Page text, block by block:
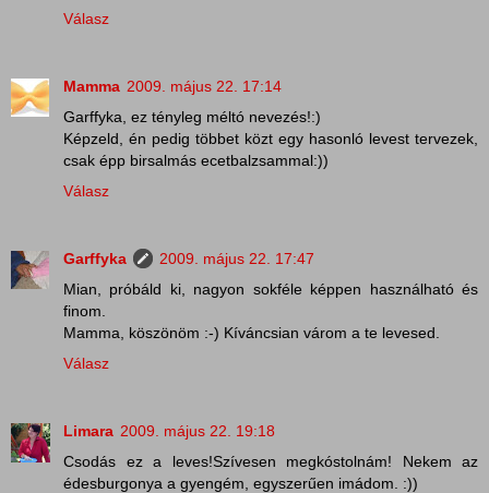
Válasz
Mamma 2009. május 22. 17:14
Garffyka, ez tényleg méltó nevezés!:)
Képzeld, én pedig többet közt egy hasonló levest tervezek,
csak épp birsalmás ecetbalzsammal:))
Válasz
Garffyka
2009. május 22. 17:47
Mian, próbáld ki, nagyon sokféle képpen használható és
finom.
Mamma, köszönöm :-) Kíváncsian várom a te levesed.
Válasz
Limara 2009. május 22. 19:18
Csodás ez a leves!Szívesen megkóstolnám! Nekem az
édesburgonya a gyengém, egyszerűen imádom. :))